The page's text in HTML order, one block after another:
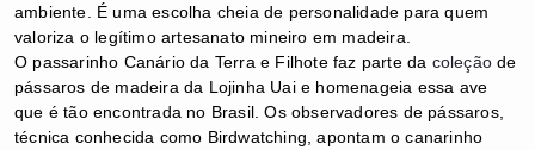
ambiente. É uma escolha cheia de personalidade para quem
valoriza o legítimo artesanato mineiro em madeira.
O passarinho Canário da Terra e Filhote faz parte da coleção de
pássaros de madeira da Lojinha Uai e homenageia essa ave
que é tão encontrada no Brasil. Os observadores de pássaros,
técnica conhecida como Birdwatching, apontam o canarinho